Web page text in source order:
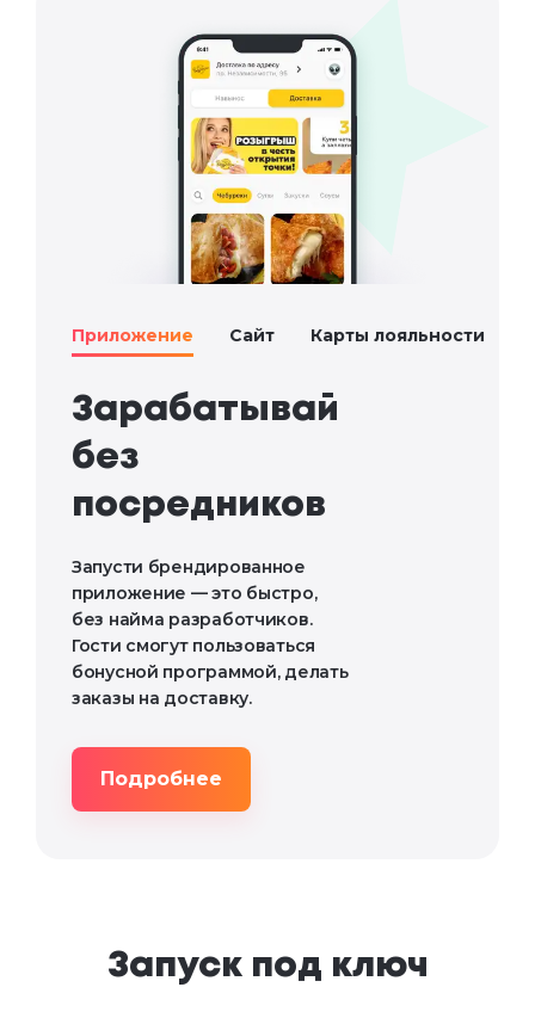
Приложение Сайт Карты лояльности
Зарабатывай
без
посредников
Запусти брендированное
приложение — это быстро,
без найма разработчиков.
Гости смогут пользоваться
бонусной программой, делать
заказы на доставку.
Подробнее
Запуск под ключ